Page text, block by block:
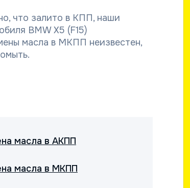
что залито в КПП, наши
BMW X5 (F15)
масла в МКПП неизвестен,
масла в АКПП
масла в МКПП